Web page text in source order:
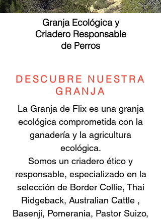
Granja Ecológica y
Criadero Responsable
de Perros
DESCUBRE NUESTRA
GRANJA
La Granja de Flix es una granja
ecológica comprometida con la
ganadería y la agricultura
ecológica.
Somos un criadero ético y
responsable, especializado en la
selección de Border Collie, Thai
Ridgeback, Australian Cattle ,
Basenji, Pomerania, Pastor Suizo,